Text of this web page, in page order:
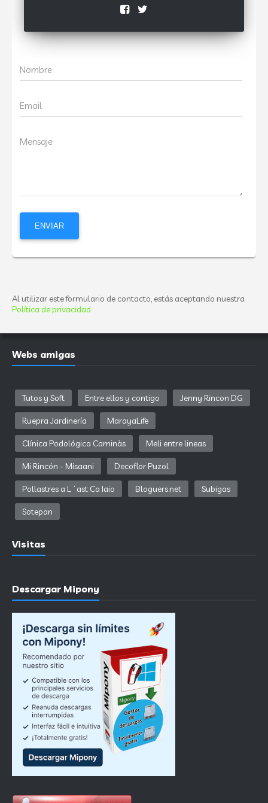
Nombre
Email
Mensaje
Al utilizar este formulario de contacto, estás aceptando nuestra
Política de privacidad
Webs amigas
Tutos y Soft Entre ellos y contigo Jenny Rincon DG
Ruepra Jardinería MarayaLife
Clínica Podológica Caminàs Meli entre lineas
Mi Rincón - Misaani Decoflor Puzol
Pollastres a L´ast Ca Iaio Bloguers.net Subigas
Sotepan
Visitas
Descargar Mipony